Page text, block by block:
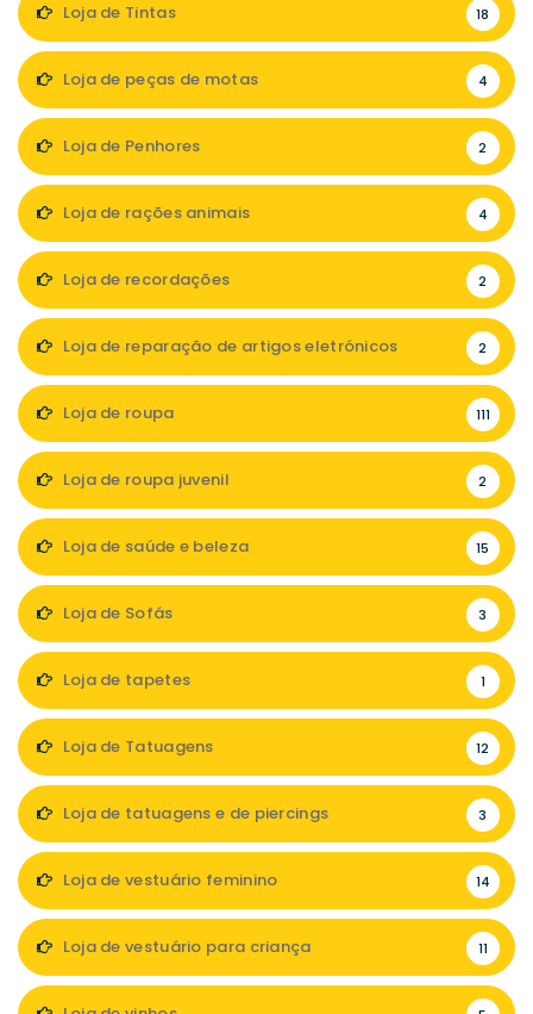
Loja de Tintas 18
Loja de peças de motas 4
Loja de Penhores 2
Loja de rações animais 4
Loja de recordações 2
Loja de reparação de artigos eletrónicos 2
Loja de roupa 111
Loja de roupa juvenil 2
Loja de saúde e beleza 15
Loja de Sofás 3
Loja de tapetes 1
Loja de Tatuagens 12
Loja de tatuagens e de piercings 3
Loja de vestuário feminino 14
Loja de vestuário para criança 11